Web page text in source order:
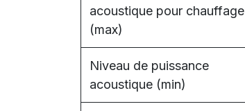
acoustique pour chauffage
(max)
Niveau de puissance
acoustique (min)